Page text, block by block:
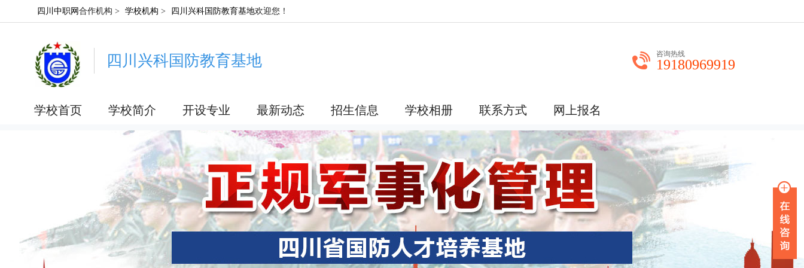
四川中职网 合作机构 > 学校机构 > 四川兴科国防教育基地欢迎您！
四川兴科国防教育基地 咨询热线
19180969919
学校首页 学校简介 开设专业 最新动态 招生信息 学校相册 联系方式 网上报名